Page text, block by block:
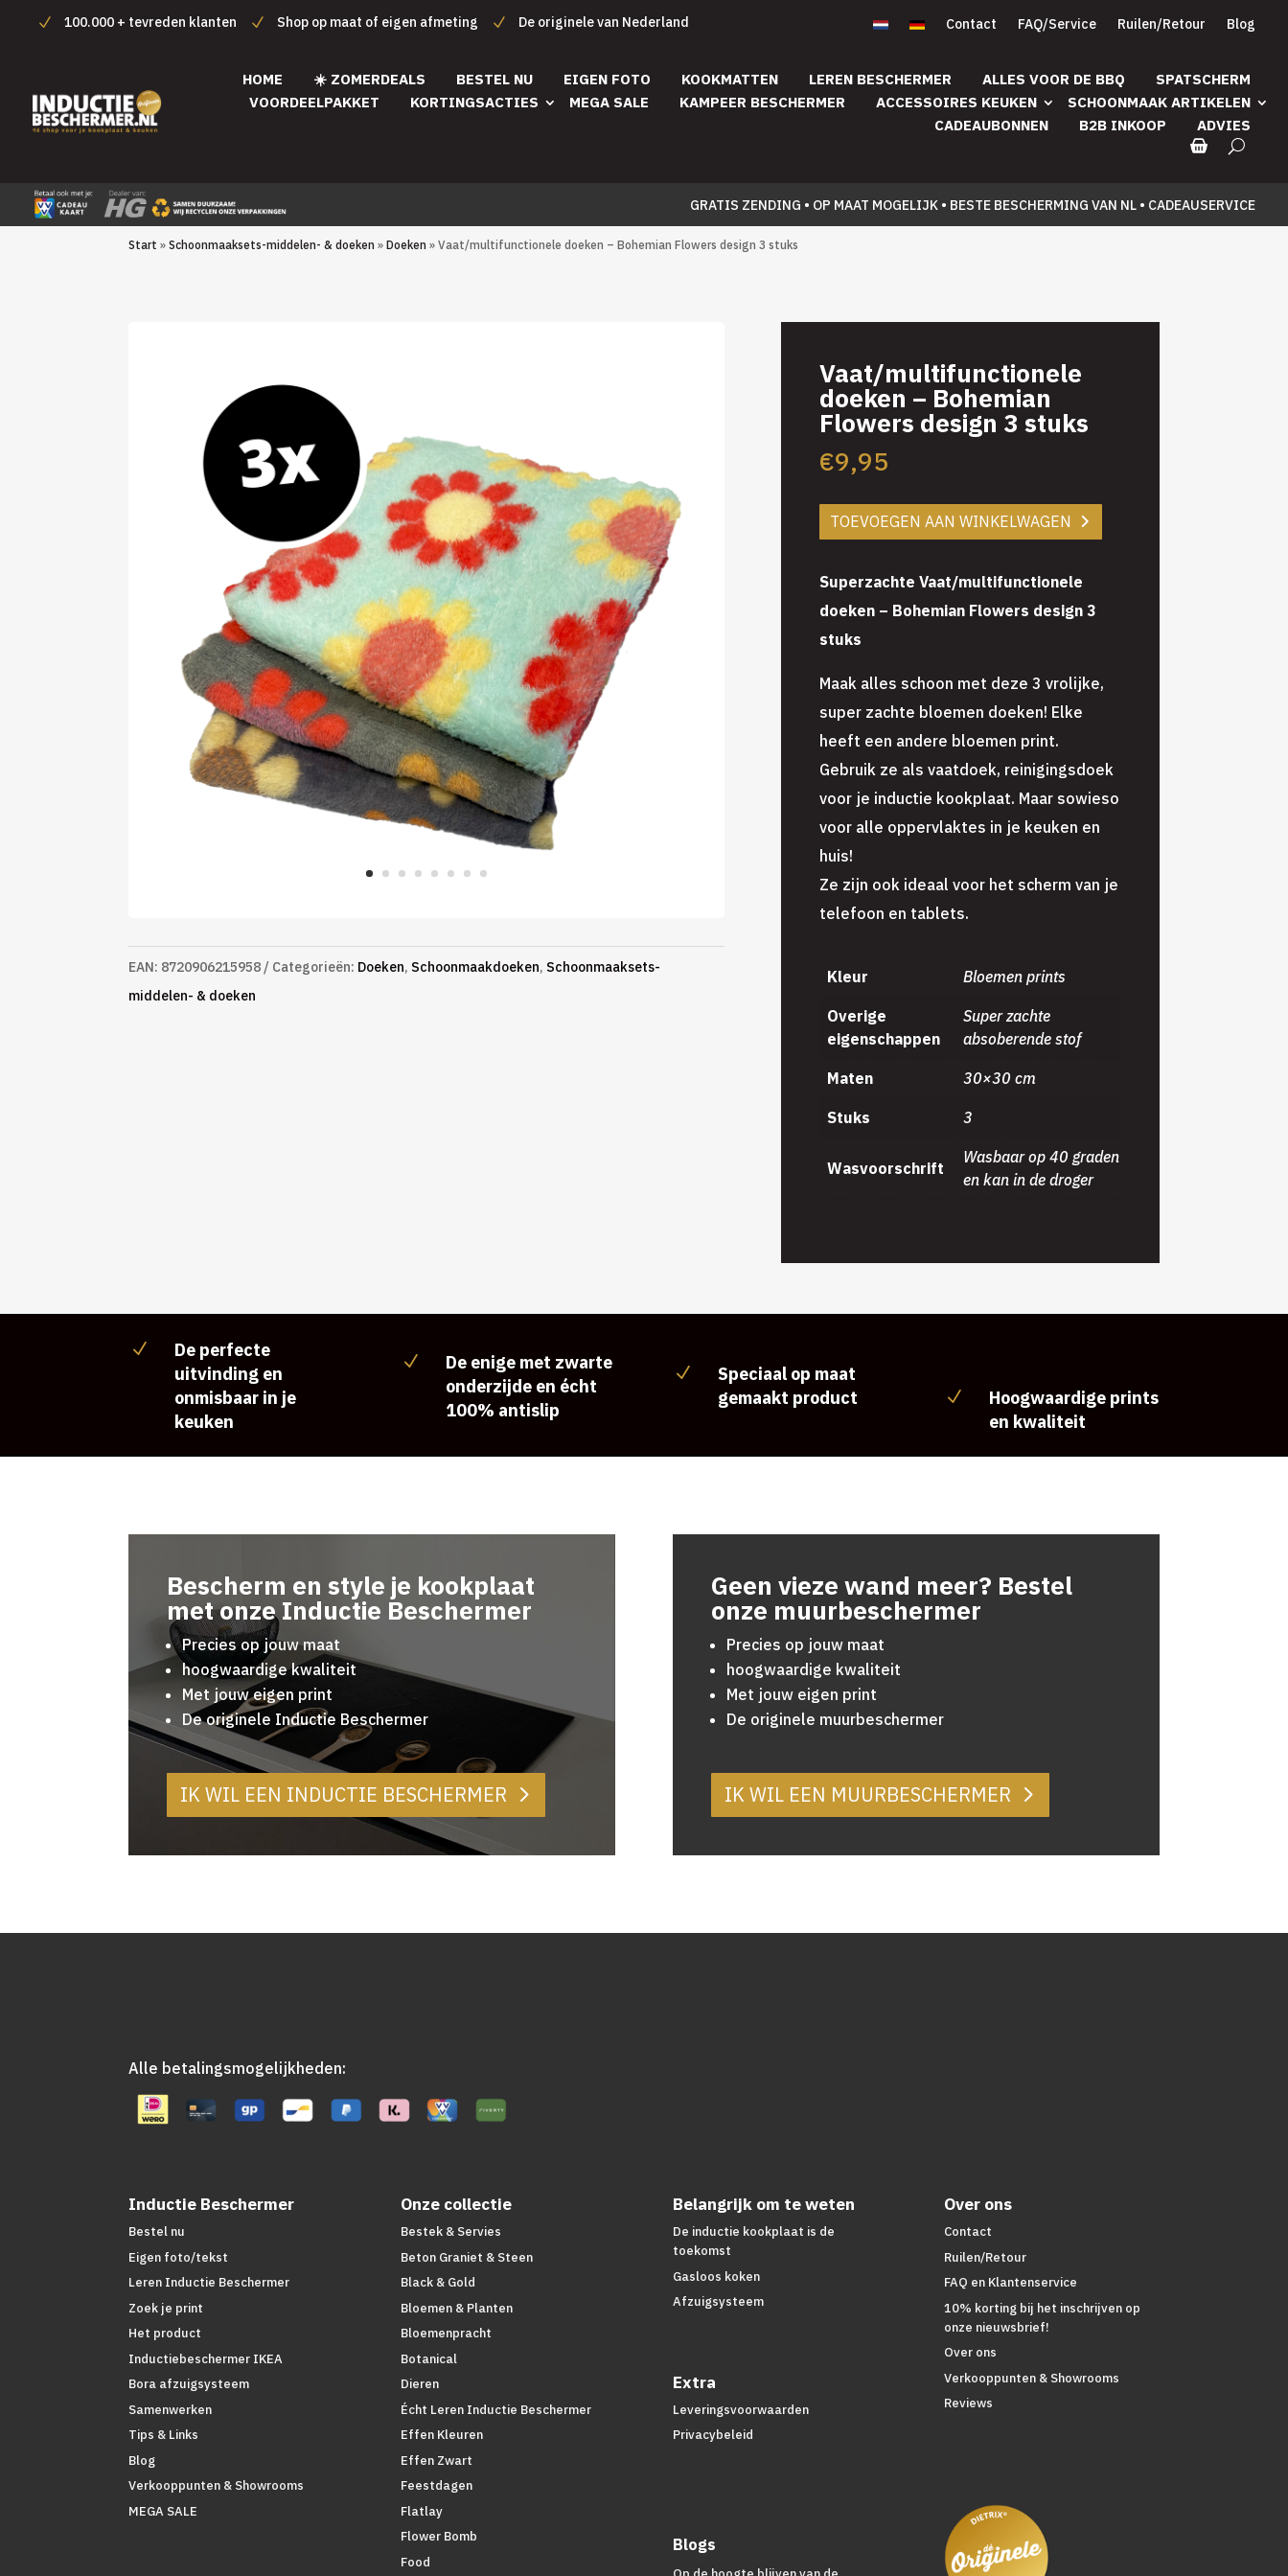
100.000 + tevreden klanten Shop op maat of eigen afmeting De originele van Nederland Contact FAQ/Service Ruilen/Retour Blog
HOME ☀️ ZOMERDEALS BESTEL NU EIGEN FOTO KOOKMATTEN LEREN BESCHERMER ALLES VOOR DE BBQ
SPATSCHERM
VOORDEELPAKKET
KORTINGSACTIES MEGA SALE KAMPEER BESCHERMER ACCESSOIRES KEUKEN
SCHOONMAAK ARTIKELEN
CADEAUBONNEN
B2B INKOOP ADVIES
GRATIS ZENDING • OP MAAT MOGELIJK • BESTE BESCHERMING VAN NL • CADEAUSERVICE
Start »Schoonmaaksets-middelen- & doeken »Doeken » Vaat/multifunctionele doeken – Bohemian Flowers design 3 stuks
EAN: 8720906215958 Categorieën: Doeken, Schoonmaakdoeken, Schoonmaaksets-
middelen- & doeken
Vaat/multifunctionele
doeken – Bohemian
Flowers design 3 stuks
€9,95
TOEVOEGEN AAN WINKELWAGEN
Superzachte Vaat/multifunctionele
doeken – Bohemian Flowers design 3
stuks
Maak alles schoon met deze 3 vrolijke,
super zachte bloemen doeken! Elke
heeft een andere bloemen print.
Gebruik ze als vaatdoek, reinigingsdoek
voor je inductie kookplaat. Maar sowieso
voor alle oppervlaktes in je keuken en
huis!
Ze zijn ook ideaal voor het scherm van je
telefoon en tablets.
Kleur Bloemen prints
Overige
eigenschappen
Super zachte
absoberende stof
Maten 30×30 cm
Stuks 3
Wasvoorschrift
Wasbaar op 40 graden
en kan in de droger
N
De perfecte
uitvinding en
onmisbaar in je
keuken
N
De enige met zwarte
onderzijde en écht
100% antislip
N
Speciaal op maat
gemaakt product
N
Hoogwaardige prints
en kwaliteit
Bescherm en style je kookplaat
met onze Inductie Beschermer
Precies op jouw maat
hoogwaardige kwaliteit
Met jouw eigen print
De originele Inductie Beschermer
IK WIL EEN INDUCTIE BESCHERMER
Geen vieze wand meer? Bestel
onze muurbeschermer
Precies op jouw maat
hoogwaardige kwaliteit
Met jouw eigen print
De originele muurbeschermer
IK WIL EEN MUURBESCHERMER
Alle betalingsmogelijkheden:
Inductie Beschermer
Bestel nu
Eigen foto/tekst
Leren Inductie Beschermer
Zoek je print
Het product
Inductiebeschermer IKEA
Bora afzuigsysteem
Samenwerken
Tips & Links
Blog
Verkooppunten & Showrooms
MEGA SALE
Onze collectie
Bestek & Servies
Beton Graniet & Steen
Black & Gold
Bloemen & Planten
Bloemenpracht
Botanical
Dieren
Écht Leren Inductie Beschermer
Effen Kleuren
Effen Zwart
Feestdagen
Flatlay
Flower Bomb
Food
Belangrijk om te weten
De inductie kookplaat is de
toekomst
Gasloos koken
Afzuigsysteem
Extra
Leveringsvoorwaarden
Privacybeleid
Blogs
Over ons
Contact
Ruilen/Retour
FAQ en Klantenservice
10% korting bij het inschrijven op
onze nieuwsbrief!
Over ons
Verkooppunten & Showrooms
Reviews